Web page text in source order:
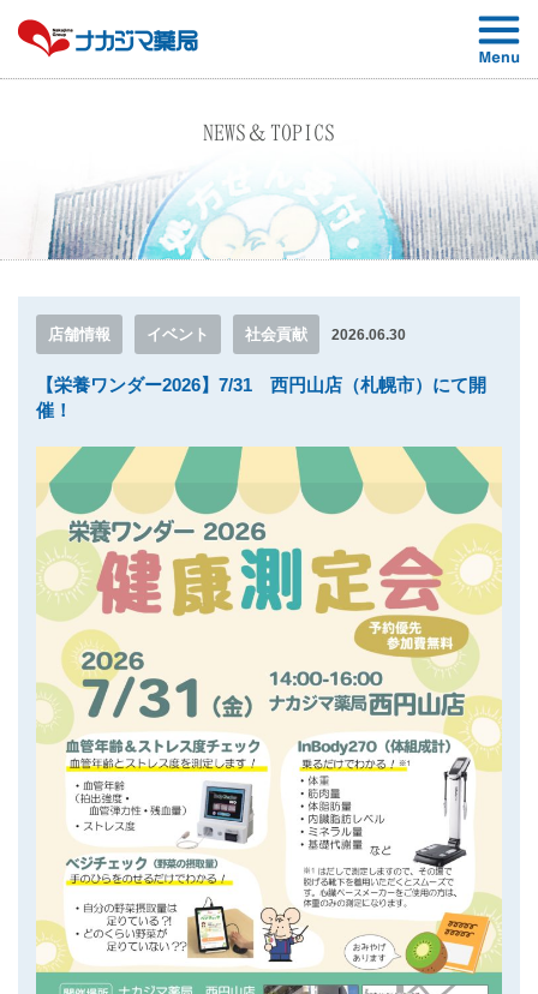
NEWS＆TOPICS
店舗情報 イベント 社会貢献 2026.06.30
【栄養ワンダー2026】7/31 西円山店（札幌市）にて開
催！